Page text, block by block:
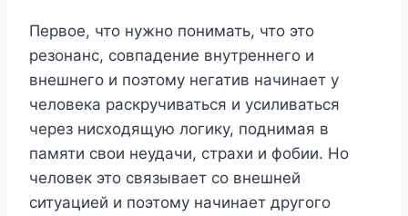
Первое, что нужно понимать, что это
резонанс, совпадение внутреннего и
внешнего и поэтому негатив начинает у
человека раскручиваться и усиливаться
через нисходящую логику, поднимая в
памяти свои неудачи, страхи и фобии. Но
человек это связывает со внешней
ситуацией и поэтому начинает другого